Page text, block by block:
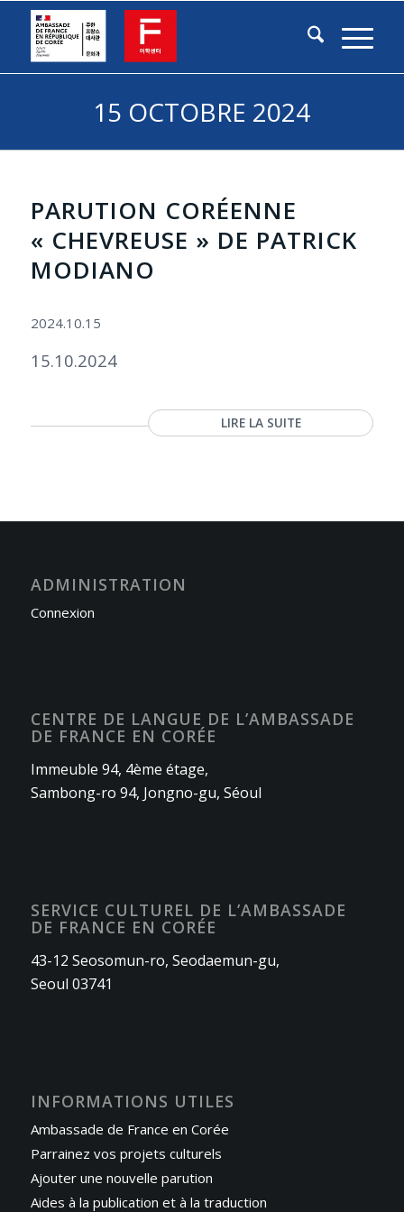
15 OCTOBRE 2024
PARUTION CORÉENNE
« CHEVREUSE » DE PATRICK
MODIANO
2024.10.15
15.10.2024
LIRE LA SUITE
ADMINISTRATION
Connexion
CENTRE DE LANGUE DE L’AMBASSADE
DE FRANCE EN CORÉE
Immeuble 94, 4ème étage,
Sambong-ro 94, Jongno-gu, Séoul
SERVICE CULTUREL DE L’AMBASSADE
DE FRANCE EN CORÉE
43-12 Seosomun-ro, Seodaemun-gu,
Seoul 03741
INFORMATIONS UTILES
Ambassade de France en Corée
Parrainez vos projets culturels
Ajouter une nouvelle parution
Aides à la publication et à la traduction